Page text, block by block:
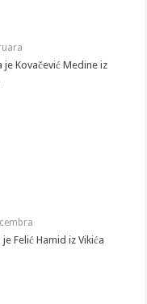
je Kovačević Medine iz
Felić Hamid iz Vikića